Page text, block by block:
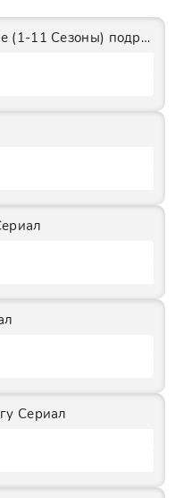
Ментовские войны Все (1-11 Сезоны) подряд Сериал
Сериал